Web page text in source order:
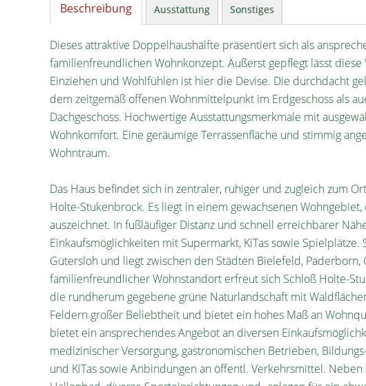
Beschreibung Ausstattung Sonstiges
Dieses attraktive Doppelhaushälfte präsentiert sich als
familienfreundlichen Wohnkonzept. Äußerst gepflegt lässt
Einziehen und Wohlfühlen ist hier die Devise. Die durchdacht
dem zeitgemäß offenen Wohnmittelpunkt im Erdgeschoss als
Dachgeschoss. Hochwertige Ausstattungsmerkmale mit
Wohnkomfort. Eine geräumige Terrassenfläche und stimmig
Wohntraum.
Das Haus befindet sich in zentraler, ruhiger und zugleich zum
Holte-Stukenbrock. Es liegt in einem gewachsenen
auszeichnet. In fußläufiger Distanz und schnell erreichbarer
Einkaufsmöglichkeiten mit Supermarkt, KiTas sowie
Gütersloh und liegt zwischen den Städten Bielefeld,
familienfreundlicher Wohnstandort erfreut sich Schloß Holte-
die rundherum gegebene grüne Naturlandschaft mit
Feldern großer Beliebtheit und bietet ein hohes Maß an
bietet ein ansprechendes Angebot an diversen
medizinischer Versorgung, gastronomischen Betrieben,
und KiTas sowie Anbindungen an öffentl. Verkehrsmittel.